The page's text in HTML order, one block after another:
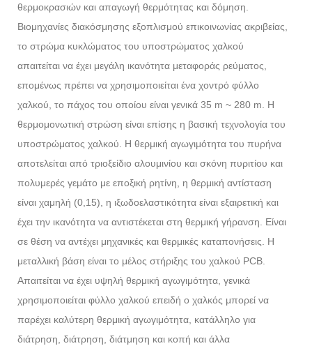
θερμοκρασιών και απαγωγή θερμότητας και δόμηση.
Βιομηχανίες διακόσμησης εξοπλισμού επικοινωνίας ακριβείας,
το στρώμα κυκλώματος του υποστρώματος χαλκού
απαιτείται να έχει μεγάλη ικανότητα μεταφοράς ρεύματος,
επομένως πρέπει να χρησιμοποιείται ένα χοντρό φύλλο
χαλκού, το πάχος του οποίου είναι γενικά 35 m ~ 280 m. Η
θερμομονωτική στρώση είναι επίσης η βασική τεχνολογία του
υποστρώματος χαλκού. Η θερμική αγωγιμότητα του πυρήνα
αποτελείται από τριοξείδιο αλουμινίου και σκόνη πυριτίου και
πολυμερές γεμάτο με εποξική ρητίνη, η θερμική αντίσταση
είναι χαμηλή (0,15), η ιξωδοελαστικότητα είναι εξαιρετική και
έχει την ικανότητα να αντιστέκεται στη θερμική γήρανση. Είναι
σε θέση να αντέχει μηχανικές και θερμικές καταπονήσεις. Η
μεταλλική βάση είναι το μέλος στήριξης του χαλκού PCB.
Απαιτείται να έχει υψηλή θερμική αγωγιμότητα, γενικά
χρησιμοποιείται φύλλο χαλκού επειδή ο χαλκός μπορεί να
παρέχει καλύτερη θερμική αγωγιμότητα, κατάλληλο για
διάτρηση, διάτρηση, διάτμηση και κοπή και άλλα